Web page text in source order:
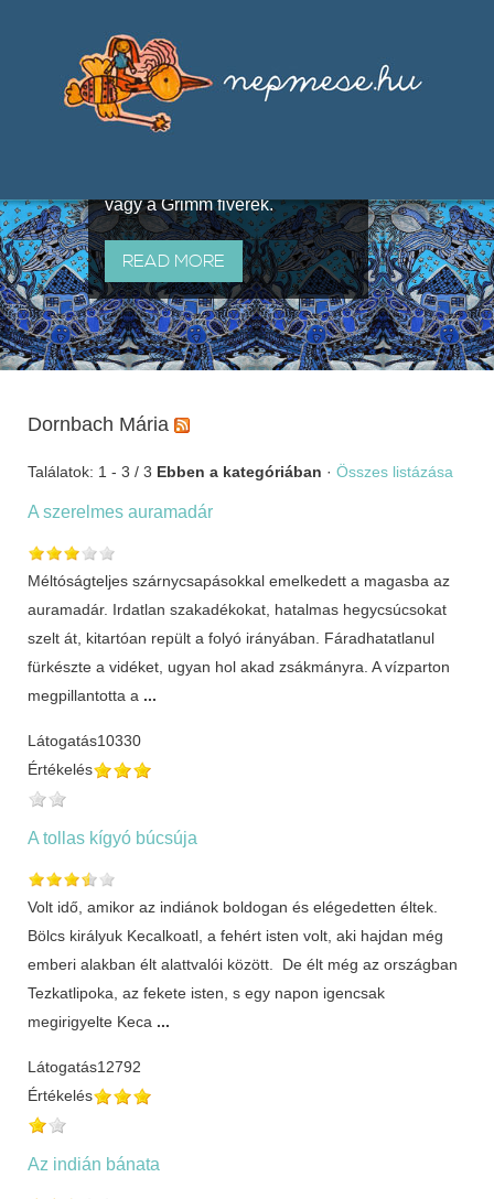
útján terjedő elbeszélésekből,
melyeket olyan ismert gyűjtők
állítottak össze, mint Benedek
vagy a Grimm fivérek.
READ MORE
Dornbach Mária
Találatok: 1 - 3 / 3 Ebben a kategóriában · Összes listázása
A szerelmes auramadár
Méltóságteljes szárnycsapásokkal emelkedett a magasba az
auramadár. Irdatlan szakadékokat, hatalmas hegycsúcsokat
szelt át, kitartóan repült a folyó irányában. Fáradhatatlanul
fürkészte a vidéket, ugyan hol akad zsákmányra. A vízparton
megpillantotta a ...
Látogatás10330
Értékelés
A tollas kígyó búcsúja
Volt idő, amikor az indiánok boldogan és elégedetten éltek.
Bölcs királyuk Kecalkoatl, a fehért isten volt, aki hajdan még
emberi alakban élt alattvalói között. De élt még az országban
Tezkatlipoka, az fekete isten, s egy napon igencsak
megirigyelte Keca ...
Látogatás12792
Értékelés
Az indián bánata